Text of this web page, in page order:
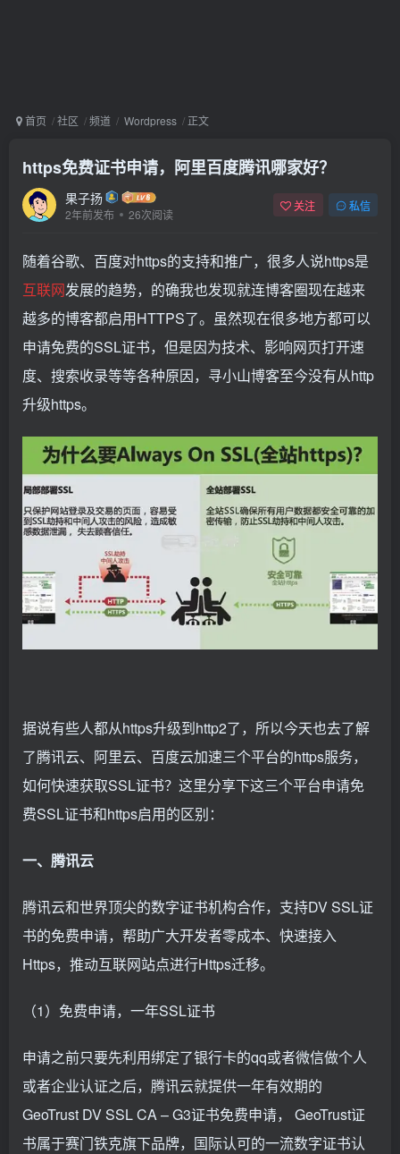
首页 社区 频道 Wordpress 正文
https免费证书申请，阿里百度腾讯哪家好？
果子扬
2年前发布 26次阅读
关注 私信
随着谷歌、百度对https的支持和推广，很多人说https是
互联网发展的趋势，的确我也发现就连博客圈现在越来
越多的博客都启用HTTPS了。虽然现在很多地方都可以
申请免费的SSL证书，但是因为技术、影响网页打开速
度、搜索收录等等各种原因，寻小山博客至今没有从http
升级https。
据说有些人都从https升级到http2了，所以今天也去了解
了腾讯云、阿里云、百度云加速三个平台的https服务，
如何快速获取SSL证书？这里分享下这三个平台申请免
费SSL证书和https启用的区别：
一、腾讯云
腾讯云和世界顶尖的数字证书机构合作，支持DV SSL证
书的免费申请，帮助广大开发者零成本、快速接入
Https，推动互联网站点进行Https迁移。
（1）免费申请，一年SSL证书
申请之前只要先利用绑定了银行卡的qq或者微信做个人
或者企业认证之后，腾讯云就提供一年有效期的
GeoTrust DV SSL CA – G3证书免费申请， GeoTrust证
书属于赛门铁克旗下品牌，国际认可的一流数字证书认